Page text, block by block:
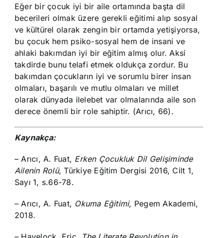
Eğer bir çocuk iyi bir aile ortamında başta dil
becerileri olmak üzere gerekli eğitimi alıp sosyal
ve kültürel olarak zengin bir ortamda yetişiyorsa,
bu çocuk hem psiko-sosyal hem de insani ve
ahlaki bakımdan iyi bir eğitim almış olur. Aksi
takdirde bunu telafi etmek oldukça zordur. Bu
bakımdan çocukların iyi ve sorumlu birer insan
olmaları, başarılı ve mutlu olmaları ve millet
olarak dünyada ilelebet var olmalarında aile son
derece önemli bir role sahiptir. (Arıcı, 66).
Kaynakça:
– Arıcı, A. Fuat, Erken Çocukluk Dil Gelişiminde
Ailenin Rolü, Türkiye Eğitim Dergisi 2016, Cilt 1,
Sayı 1, s.66-78.
– Arıcı, A. Fuat, Okuma Eğitimi, Pegem Akademi,
2018.